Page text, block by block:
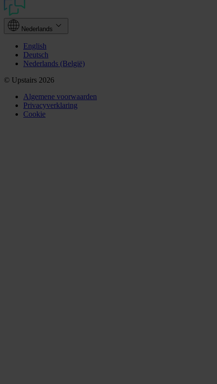
Nederlands
English
Deutsch
Nederlands (België)
© Upstairs 2026
Algemene voorwaarden
Privacyverklaring
Cookie